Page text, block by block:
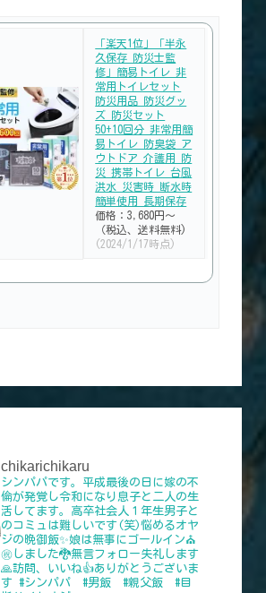
「楽天1位」「半永
久保存 防災士監
修」簡易トイレ 非
常用トイレセット
防災用品 防災グッ
ズ 防災セット
50+10回分 非常用簡
易トイレ 防臭袋 ア
ウトドア 介護用 防
災 携帯トイレ 台風
洪水 災害時 断水時
簡単使用 長期保存
価格：3,680円～
（税込、送料無料)
(2024/1/17時点)
chikarichikaru
シンパパです。平成最後の日に嫁の不
倫が発覚し令和になり息子と二人の生
活してます。高卒社会人１年生男子と
のコミュは難しいです(笑)悩めるオヤ
ジの晩御飯✨娘は無事にゴールイン⛪
㊗️しました🐉無言フォロー失礼します
🙏訪問、いいね👍️ありがとうございま
す #シンパパ #男飯 #親父飯 #目